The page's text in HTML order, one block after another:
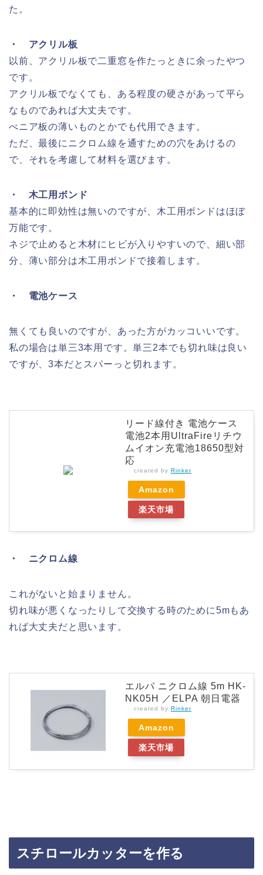
た。
・ アクリル板
以前、アクリル板で二重窓を作たっときに余ったやつ
です。
アクリル板でなくても、ある程度の硬さがあって平ら
なものであれば大丈夫です。
べニア板の薄いものとかでも代用できます。
ただ、最後にニクロム線を通すための穴をあけるの
で、それを考慮して材料を選びます。
・ 木工用ボンド
基本的に即効性は無いのですが、木工用ボンドはほぼ
万能です。
ネジで止めると木材にヒビが入りやすいので、細い部
分、薄い部分は木工用ボンドで接着します。
・ 電池ケース
無くても良いのですが、あった方がカッコいいです。
私の場合は単三3本用です。単三2本でも切れ味は良い
ですが、3本だとスパーっと切れます。
リード線付き 電池ケース
電池2本用UltraFireリチウ
ムイオン充電池18650型対
応
created by Rinker
Amazon
楽天市場
・ ニクロム線
これがないと始まりません。
切れ味が悪くなったりして交換する時のために5mもあ
れば大丈夫だと思います。
エルパ ニクロム線 5m HK-
NK05H ／ELPA 朝日電器
created by Rinker
Amazon
楽天市場
スチロールカッターを作る